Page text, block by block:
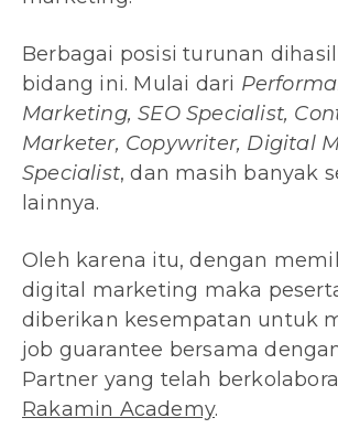
Berbagai posisi turunan
bidang ini. Mulai dari
Marketing, SEO Specialist,
Marketer, Copywriter, Digital
Specialist, dan masih banyak
lainnya.
Oleh karena itu, dengan
digital marketing maka
diberikan kesempatan untuk
job guarantee bersama
Partner yang telah
Rakamin Academy.